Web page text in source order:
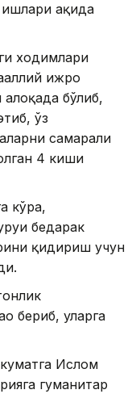
ҳақида
ходимлари
ижро
алоқада бўлиб,
ўз
самарали
4 киши
кўра,
бедарак
қидириш учун
бериб, уларга
Ислом
гуманитар